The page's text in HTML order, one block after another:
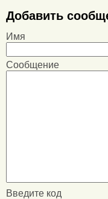
Добавить
Имя
Сообщение
Введите код